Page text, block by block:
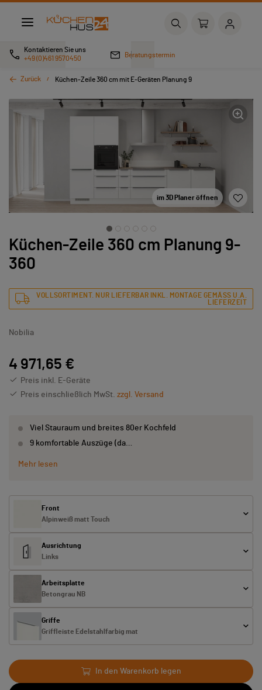
Kontaktieren Sie uns
+49 (0)461 9570450
Beratungstermin
Zurück Küchen-Zeile 360 cm mit E-Geräten Planung 9
im 3D Planer öffnen
Küchen-Zeile 360 cm Planung 9-
360
VOLLSORTIMENT. NUR LIEFERBAR INKL. MONTAGE GEMÄSS U.A. L
IEFERZEIT
Nobilia
4 971,65 €
Preis inkl. E-Geräte
Preis einschließlich MwSt. zzgl. Versand
Viel Stauraum und breites 80er Kochfeld
9 komfortable Auszüge (da…
Mehr lesen
Front
Alpinweiß matt Touch
Ausrichtung
Links
Arbeitsplatte
Betongrau NB
Griffe
Griffleiste Edelstahlfarbig mat
In den Warenkorb legen